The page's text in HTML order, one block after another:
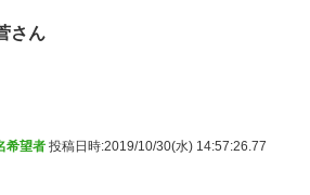
さん
希望者 投稿日時:2019/10/30(水) 14:57:26.77